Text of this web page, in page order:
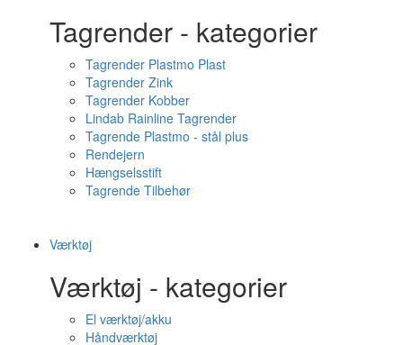
Tagrender - kategorier
Tagrender Plastmo Plast
Tagrender Zink
Tagrender Kobber
Lindab Rainline Tagrender
Tagrende Plastmo - stål plus
Rendejern
Hængselsstift
Tagrende Tilbehør
Værktøj
Værktøj - kategorier
El værktøj/akku
Håndværktøj